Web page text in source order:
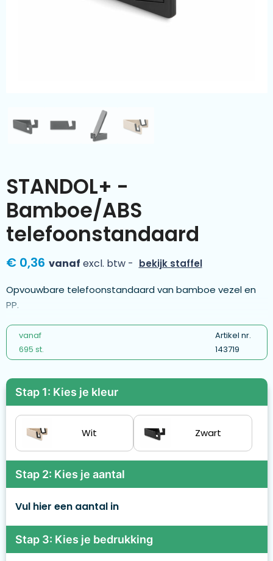
Meer categorieën
STANDOL+ -
Bamboe/ABS
telefoonstandaard
€ 0,36 vanaf excl. btw - bekijk staffel
Opvouwbare telefoonstandaard van bamboe vezel en
PP.
vanaf
695 st.
Artikel nr.
143719
Stap 1: Kies je kleur
Wit Zwart
Stap 2: Kies je aantal
Vul hier een aantal in
Stap 3: Kies je bedrukking